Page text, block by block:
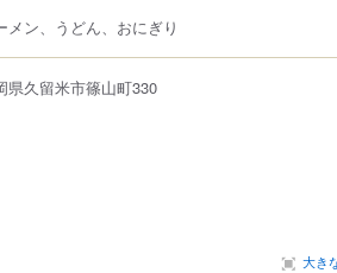
メン、うどん、おにぎり
県久留米市篠山町330
大き